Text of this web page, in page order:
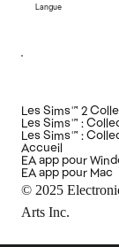
Langue
Les Sims™ 2
Les Sims™ :
Les Sims™ :
Accueil
EA app pour
EA app pour Mac
© 2025
Arts Inc.